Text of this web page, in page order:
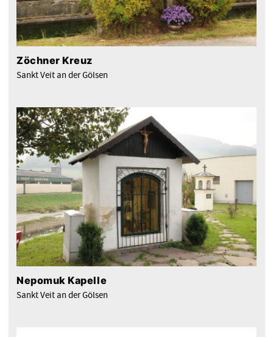
Zöchner Kreuz
Sankt Veit an der Gölsen
Nepomuk Kapelle
Sankt Veit an der Gölsen